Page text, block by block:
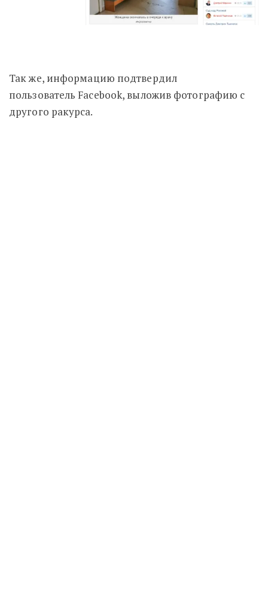
Так же, информацию подтвердил
пользователь Facebook, выложив фотографию с
другого ракурса.